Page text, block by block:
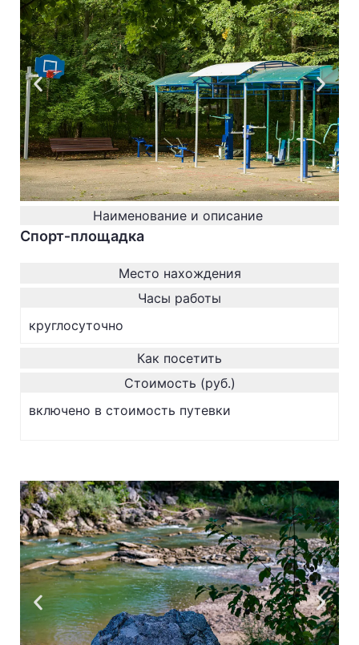
Наименование и описание
Спорт‐площадка
Место нахождения
Часы работы
круглосуточно
Как посетить
Стоимость (руб.)
включено в стоимость путевки